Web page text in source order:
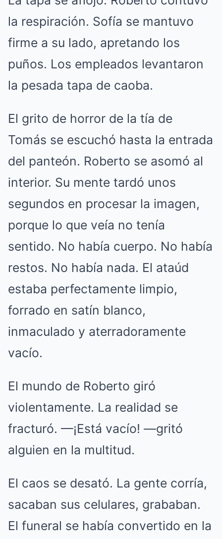
la respiración. Sofía se mantuvo
firme a su lado, apretando los
puños. Los empleados levantaron
la pesada tapa de caoba.
El grito de horror de la tía de
Tomás se escuchó hasta la entrada
del panteón. Roberto se asomó al
interior. Su mente tardó unos
segundos en procesar la imagen,
porque lo que veía no tenía
sentido. No había cuerpo. No había
restos. No había nada. El ataúd
estaba perfectamente limpio,
forrado en satín blanco,
inmaculado y aterradoramente
vacío.
El mundo de Roberto giró
violentamente. La realidad se
fracturó. —¡Está vacío! —gritó
alguien en la multitud.
El caos se desató. La gente corría,
sacaban sus celulares, grababan.
El funeral se había convertido en la